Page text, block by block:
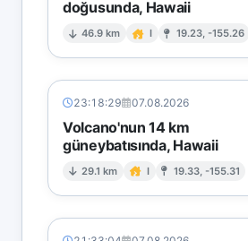
doğusunda, Hawaii
46.9 km I 19.23, -155.26
23:18:29 07.08.2026
Volcano'nun 14 km
güneybatısında, Hawaii
29.1 km I 19.33, -155.31